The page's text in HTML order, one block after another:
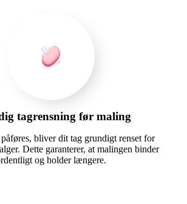
tagrensning før maling
bliver dit tag grundigt renset for
Dette garanterer, at malingen binder
og holder længere.